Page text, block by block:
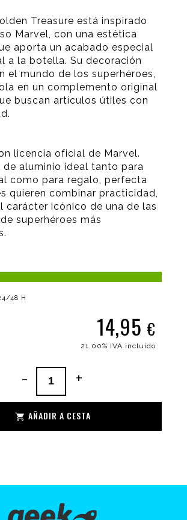
Treasure está inspirado
Marvel, con una estética
aporta un acabado especial
a la botella. Su decoración
el mundo de los superhéroes,
en un complemento original
buscan artículos útiles con
licencia oficial de Marvel.
de aluminio ideal tanto para
como para regalo, perfecta
quieren combinar practicidad,
carácter icónico de una de las
superhéroes más
48 H
14,95 €
21.00% IVA incluido
- +
AÑADIR A CESTA